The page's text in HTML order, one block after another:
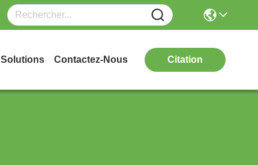
Solutions Contactez-Nous Citation